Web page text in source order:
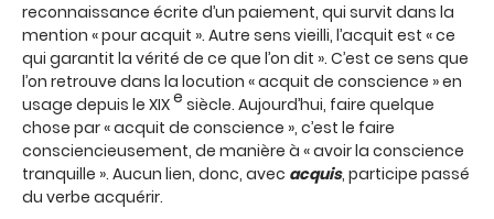
reconnaissance écrite d’un paiement, qui survit dans la
mention « pour acquit ». Autre sens vieilli, l’acquit est « ce
qui garantit la vérité de ce que l’on dit ». C’est ce sens que
l’on retrouve dans la locution « acquit de conscience » en
usage depuis le XIXe siècle. Aujourd’hui, faire quelque
chose par « acquit de conscience », c’est le faire
consciencieusement, de manière à « avoir la conscience
tranquille ». Aucun lien, donc, avec acquis, participe passé
du verbe acquérir.